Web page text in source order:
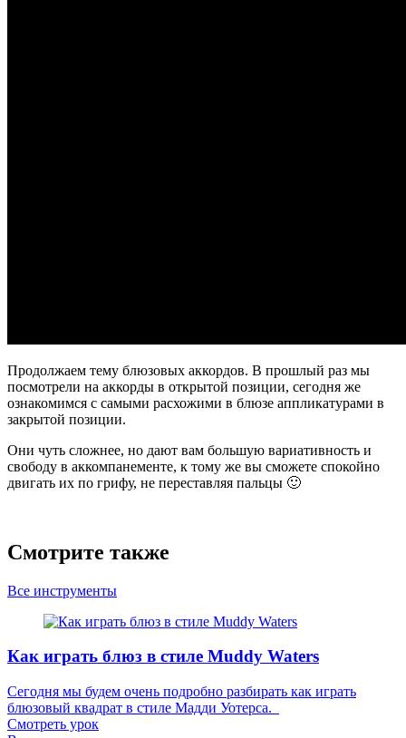
Продолжаем тему блюзовых аккордов. В прошлый раз мы
посмотрели на аккорды в открытой позиции, сегодня же
ознакомимся с самыми расхожими в блюзе аппликатурами в
закрытой позиции.
Они чуть сложнее, но дают вам большую вариативность и
свободу в аккомпанементе, к тому же вы сможете спокойно
двигать их по грифу, не переставляя пальцы 🙂
Смотрите также
Все инструменты
Как играть блюз в стиле Muddy Waters
Сегодня мы будем очень подробно разбирать как играть
блюзовый квадрат в стиле Мадди Уотерса.
Смотреть урок